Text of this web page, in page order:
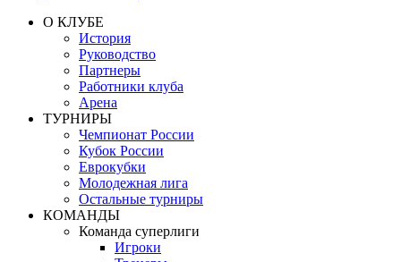
О КЛУБЕ
История
Руководство
Партнеры
Работники клуба
Арена
ТУРНИРЫ
Чемпионат России
Кубок России
Еврокубки
Молодежная лига
Остальные турниры
КОМАНДЫ
Команда суперлиги
Игроки